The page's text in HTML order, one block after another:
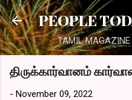
Skip to
PEOPLE
TAMIL MAGAZINE
திருக்கார்வானம்
- November 09, 2022